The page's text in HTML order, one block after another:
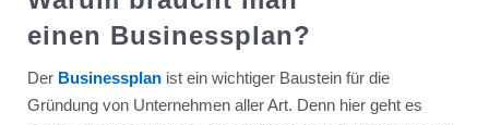
einen Businessplan?
Der Businessplanist ein wichtiger Baustein für die
Gründung von Unternehmen aller Art. Denn hier geht es